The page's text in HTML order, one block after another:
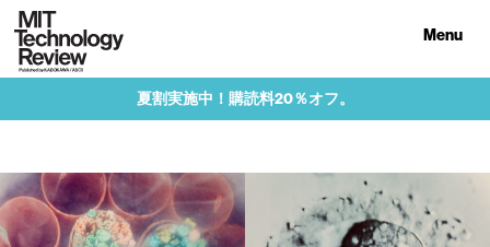
Menu
夏割実施中！購読料20％オフ。